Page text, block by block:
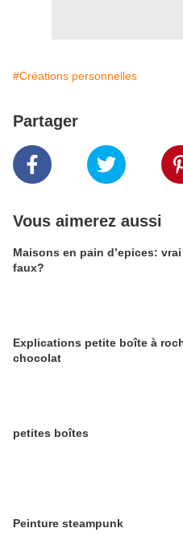
#Créations personnelles
Partager
Vous aimerez aussi
Maisons en pain d’epices:
faux?
Explications petite boîte à
chocolat
petites boîtes
Peinture steampunk